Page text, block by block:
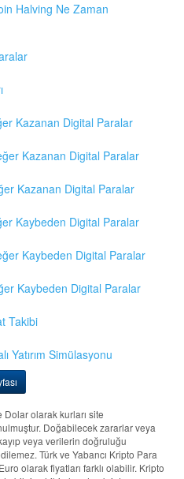
Halving Ne Zaman
Kazanan Digital Paralar
Kazanan Digital Paralar
Kazanan Digital Paralar
Kaybeden Digital Paralar
Kaybeden Digital Paralar
Kaybeden Digital Paralar
Takibi
Yatırım Simülasyonu
Dolar olarak kurları site
Doğabilecek zararlar veya
veya verilerin doğruluğu
Türk ve Yabancı Kripto Para
olarak fiyatları farklı olabilir. Kripto